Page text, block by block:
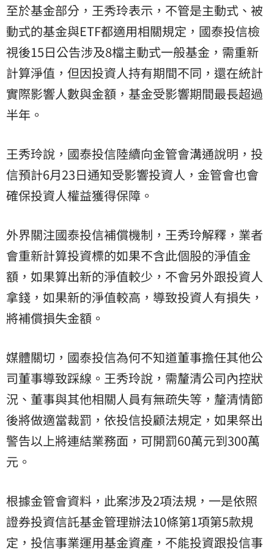
至於基金部分，王秀玲表示，不管是主動式、被
動式的基金與ETF都適用相關規定，國泰投信檢
視後15日公告涉及8檔主動式一般基金，需重新
計算淨值，但因投資人持有期間不同，還在統計
實際影響人數與金額，基金受影響期間最長超過
半年。
王秀玲說，國泰投信陸續向金管會溝通說明，投
信預計6月23日通知受影響投資人，金管會也會
確保投資人權益獲得保障。
外界關注國泰投信補償機制，王秀玲解釋，業者
會重新計算投資標的如果不含此個股的淨值金
額，如果算出新的淨值較少，不會另外跟投資人
拿錢，如果新的淨值較高，導致投資人有損失，
將補償損失金額。
媒體關切，國泰投信為何不知道董事擔任其他公
司董事導致踩線。王秀玲說，需釐清公司內控狀
況、董事與其他相關人員有無疏失等，釐清情節
後將做適當裁罰，依投信投顧法規定，如果祭出
警告以上將連結業務面，可開罰60萬元到300萬
元。
根據金管會資料，此案涉及2項法規，一是依照
證券投資信託基金管理辦法10條第1項第5款規
定，投信事業運用基金資產，不能投資跟投信事